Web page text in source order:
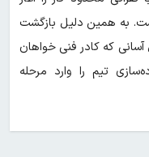
به همین دلیل بازگشت
که کادر فنی خواهان
تیم را وارد مرحله